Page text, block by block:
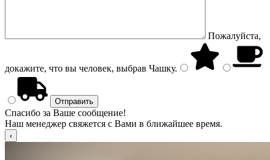
Пожалуйста,
докажите, что вы человек, выбрав Чашку.
Спасибо за Ваше сообщение!
Наш менеджер свяжется с Вами в ближайшее время.